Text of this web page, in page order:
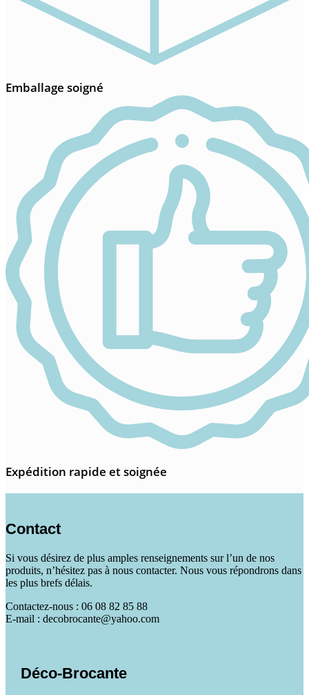
Emballage soigné
Expédition rapide et soignée
Contact
Si vous désirez de plus amples renseignements sur l’un de nos
produits, n’hésitez pas à nous contacter. Nous vous répondrons dans
les plus brefs délais.
Contactez-nous : 06 08 82 85 88
E-mail : decobrocante@yahoo.com
Déco-Brocante